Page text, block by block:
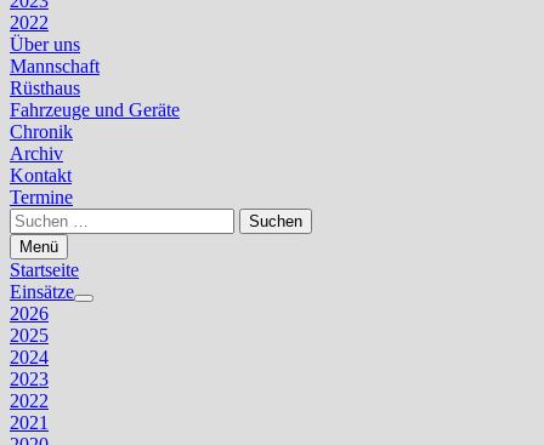
2022
Über uns
Mannschaft
Rüsthaus
Fahrzeuge und Geräte
Chronik
Archiv
Kontakt
Termine
Suchen
nach:
Menü
Startseite
Einsätze
Untermenü
2026
2025
2024
2023
2022
2021